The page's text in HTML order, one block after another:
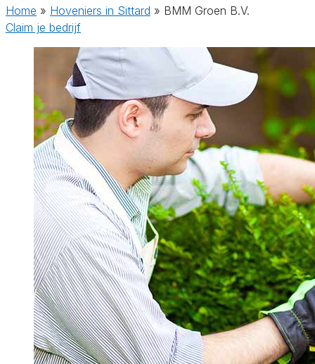
Home » Hoveniers in Sittard » BMM Groen B.V.
Claim je bedrijf